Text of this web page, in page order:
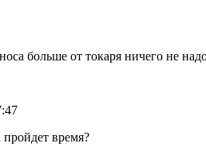
больше от токаря ничего не
пройдет время?